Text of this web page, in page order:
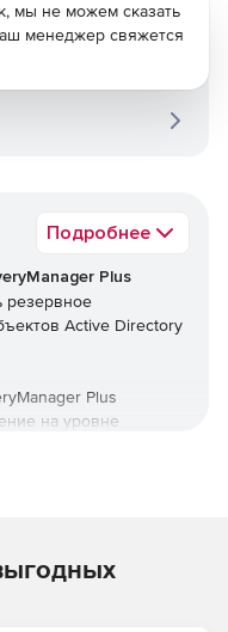
Подробнее
Plus
резервное
Active Directory
Plus
на уровне
и контакты.
мы не можем сказать
менеджер свяжется